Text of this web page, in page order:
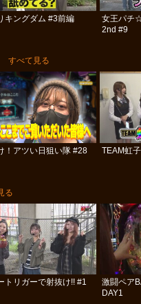
キングダム #3前編
女王パチ
2nd #9
すべて見る
！アツい日狙い隊 #28 TEAM虹
る
トリガーで射抜け!! #1
激闘ペア
DAY1